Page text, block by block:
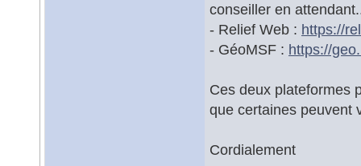
conseiller en
- Relief Web : https://
- GéoMSF : https://
Ces deux plateformes
que certaines peuvent
Cordialement